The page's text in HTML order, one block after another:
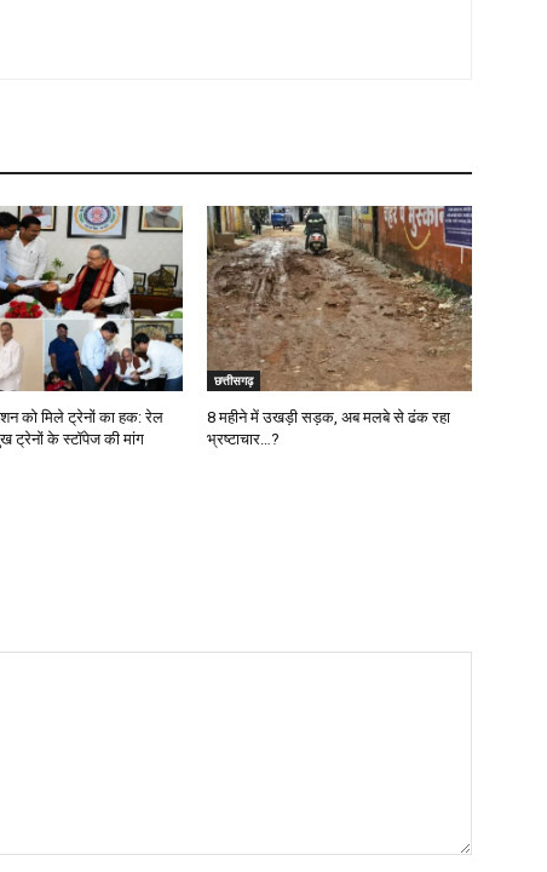
को मिले ट्रेनों का हक: रेल
ट्रेनों के स्टॉपेज की मांग
छत्तीसगढ़
8 महीने में उखड़ी सड़क, अब मलबे से ढंक रहा
भ्रष्टाचार…?